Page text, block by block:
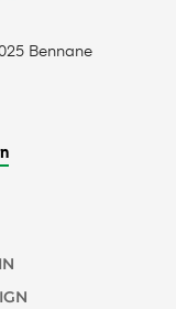
Bennane